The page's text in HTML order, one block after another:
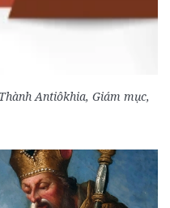
Antiôkhia, Giám mục,